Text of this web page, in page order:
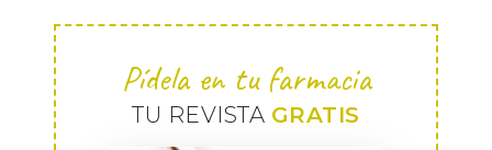
Pídela en tu farmacia
TU REVISTA GRATIS